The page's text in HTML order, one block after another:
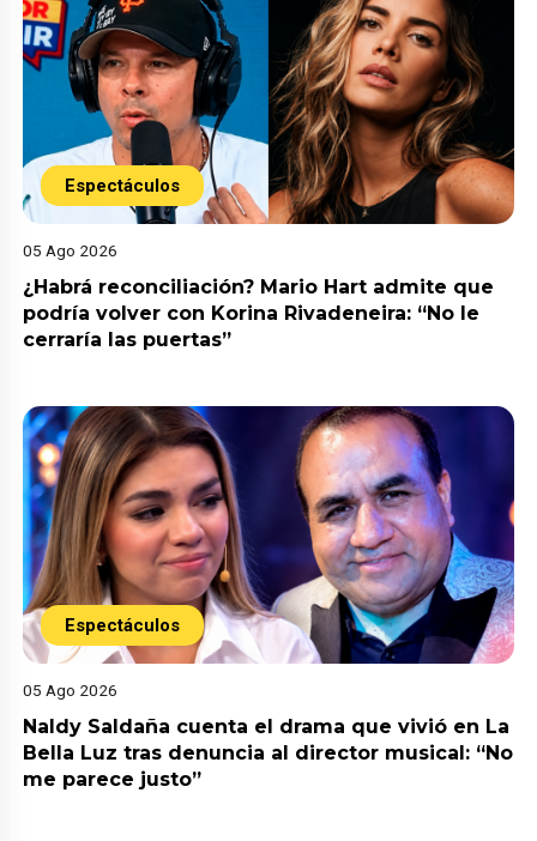
Espectáculos
05 Ago 2026
¿Habrá reconciliación? Mario Hart admite que
podría volver con Korina Rivadeneira: “No le
cerraría las puertas”
Espectáculos
05 Ago 2026
Naldy Saldaña cuenta el drama que vivió en La
Bella Luz tras denuncia al director musical: “No
me parece justo”